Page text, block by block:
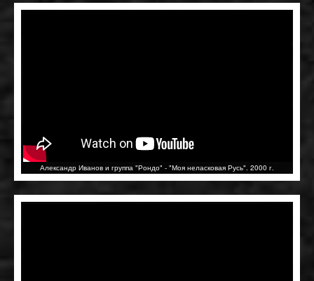
Александр Иванов и группа "Рондо" - "Моя неласковая Русь". 2000 г.